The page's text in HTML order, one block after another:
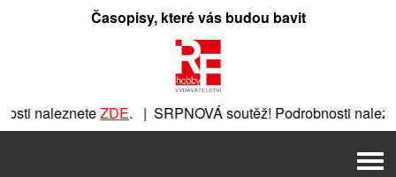
Časopisy, které vás budou bavit
nalezneteZDE. | SRPNOVÁ soutěž! Podrobnosti
. |